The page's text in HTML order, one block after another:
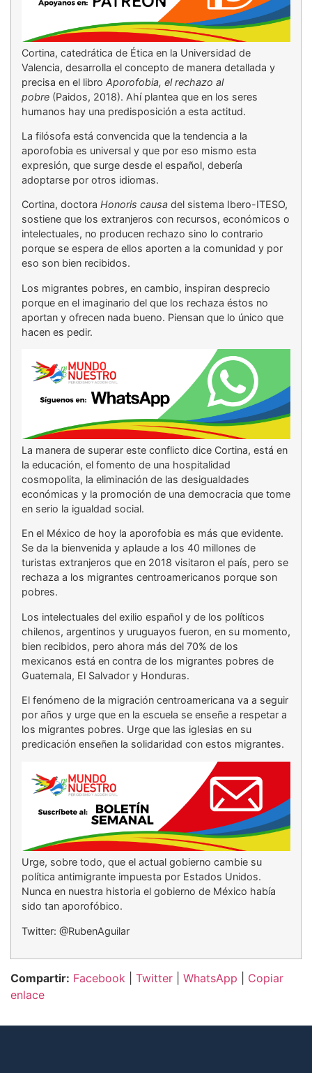
Cortina, catedrática de Ética en la Universidad de
Valencia, desarrolla el concepto de manera detallada y
precisa en el libro Aporofobia, el rechazo al
pobre (Paidos, 2018). Ahí plantea que en los seres
humanos hay una predisposición a esta actitud.
La filósofa está convencida que la tendencia a la
aporofobia es universal y que por eso mismo esta
expresión, que surge desde el español, debería
adoptarse por otros idiomas.
Cortina, doctora Honoris causa del sistema Ibero-ITESO,
sostiene que los extranjeros con recursos, económicos o
intelectuales, no producen rechazo sino lo contrario
porque se espera de ellos aporten a la comunidad y por
eso son bien recibidos.
Los migrantes pobres, en cambio, inspiran desprecio
porque en el imaginario del que los rechaza éstos no
aportan y ofrecen nada bueno. Piensan que lo único que
hacen es pedir.
La manera de superar este conflicto dice Cortina, está en
la educación, el fomento de una hospitalidad
cosmopolita, la eliminación de las desigualdades
económicas y la promoción de una democracia que tome
en serio la igualdad social.
En el México de hoy la aporofobia es más que evidente.
Se da la bienvenida y aplaude a los 40 millones de
turistas extranjeros que en 2018 visitaron el país, pero se
rechaza a los migrantes centroamericanos porque son
pobres.
Los intelectuales del exilio español y de los políticos
chilenos, argentinos y uruguayos fueron, en su momento,
bien recibidos, pero ahora más del 70% de los
mexicanos está en contra de los migrantes pobres de
Guatemala, El Salvador y Honduras.
El fenómeno de la migración centroamericana va a seguir
por años y urge que en la escuela se enseñe a respetar a
los migrantes pobres. Urge que las iglesias en su
predicación enseñen la solidaridad con estos migrantes.
Urge, sobre todo, que el actual gobierno cambie su
política antimigrante impuesta por Estados Unidos.
Nunca en nuestra historia el gobierno de México había
sido tan aporofóbico.
Twitter: @RubenAguilar
Compartir: Facebook Twitter WhatsApp
Copiar
enlace